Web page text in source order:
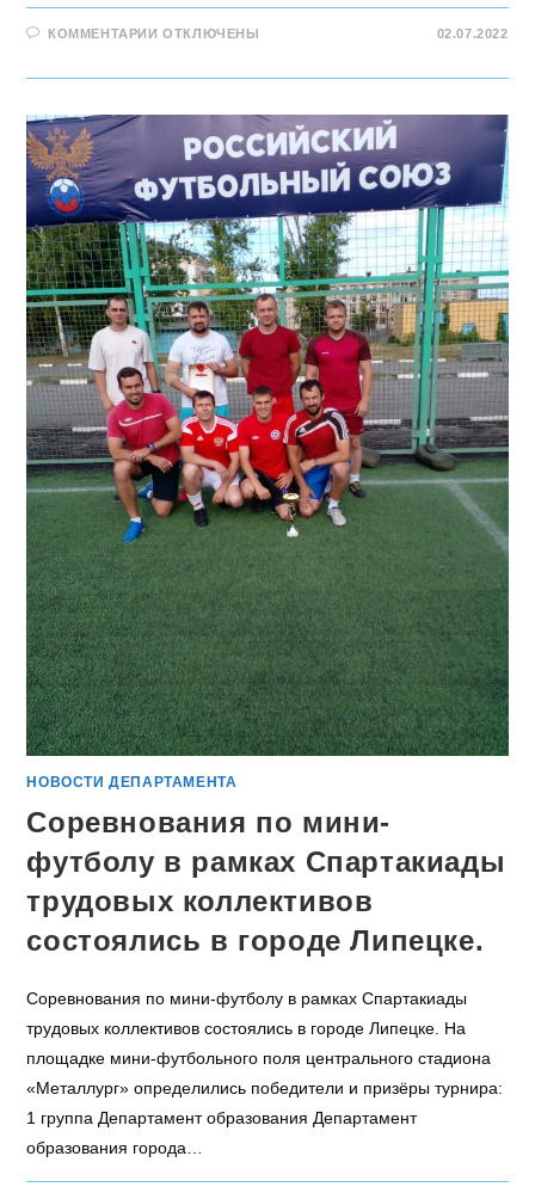
КОММЕНТАРИИ ОТКЛЮЧЕНЫ 02.07.2022
НОВОСТИ ДЕПАРТАМЕНТА
Соревнования по мини-
футболу в рамках Спартакиады
трудовых коллективов
состоялись в городе Липецке.
Соревнования по мини-футболу в рамках Спартакиады
трудовых коллективов состоялись в городе Липецке. На
площадке мини-футбольного поля центрального стадиона
«Металлург» определились победители и призёры турнира:
1 группа Департамент образования Департамент
образования города…